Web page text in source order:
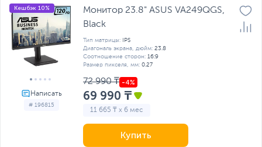
# 196815
Кешбэк 10%
Монитор 23.8" ASUS VA249QGS,
Black
Тип матрицы:
IPS
Диагональ экрана, дюйм: 23.8
Соотношение сторон: 16:9
Размер пикселя, мм: 0.27
72 990 ₸
69 990 ₸
11 665 ₸ x 6 мес
Купить